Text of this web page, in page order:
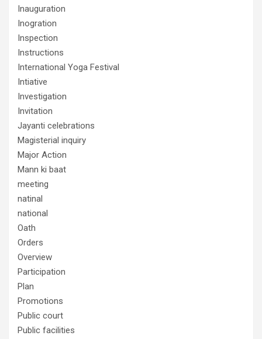
Inauguration
Inogration
Inspection
Instructions
International Yoga Festival
Intiative
Investigation
Invitation
Jayanti celebrations
Magisterial inquiry
Major Action
Mann ki baat
meeting
natinal
national
Oath
Orders
Overview
Participation
Plan
Promotions
Public court
Public facilities